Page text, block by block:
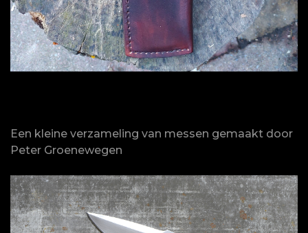
Een kleine verzameling van messen gemaakt door
Peter Groenewegen